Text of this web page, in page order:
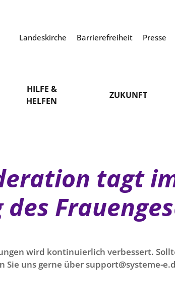
Landeskirche Barrierefreiheit Presse
HILFE &
HELFEN
ZUKUNFT
tagt
wird kontinuierlich verbessert.
uns gerne über support@systeme-